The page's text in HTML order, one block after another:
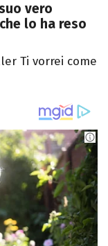
vero
lo ha reso
Ti vorrei come